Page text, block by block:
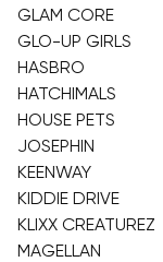
GLAM CORE
GLO-UP GIRLS
HASBRO
HATCHIMALS
HOUSE PETS
JOSEPHIN
KEENWAY
KIDDIE DRIVE
KLIXX CREATUREZ
MAGELLAN